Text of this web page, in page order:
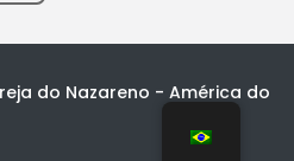
do Nazareno - América do